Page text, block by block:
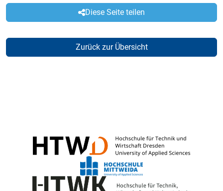
Diese Seite teilen
Zurück zur Übersicht